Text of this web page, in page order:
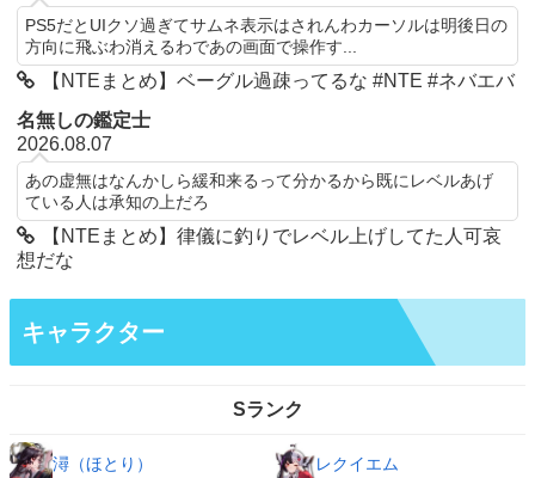
PS5だとUIクソ過ぎてサムネ表示はされんわカーソルは明後日の
方向に飛ぶわ消えるわであの画面で操作す...
【NTEまとめ】ベーグル過疎ってるな #NTE #ネバエバ
名無しの鑑定士
2026.08.07
あの虚無はなんかしら緩和来るって分かるから既にレベルあげ
ている人は承知の上だろ
【NTEまとめ】律儀に釣りでレベル上げしてた人可哀
想だな
キャラクター
Sランク
潯（ほとり） レクイエム